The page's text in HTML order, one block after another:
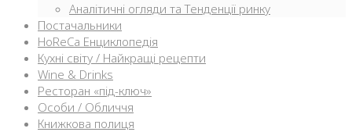
Аналітичні огляди та Тенденції ринку
Постачальники
HoReCa Енциклопедія
Кухні світу / Найкращі рецепти
Wine & Drinks
Ресторан «під-ключ»
Особи / Обличчя
Книжкова полиця